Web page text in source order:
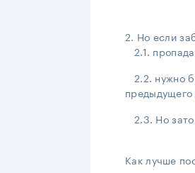
2. Но если
2.1.
2.2. нужно
предыдущего
2.3. Но
Как лучше